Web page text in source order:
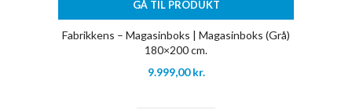
GÅ TIL PRODUKT
Fabrikkens – Magasinboks | Magasinboks (Grå)
180×200 cm.
9.999,00kr.